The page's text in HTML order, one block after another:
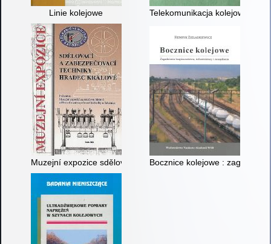
Linie kolejowe Telekomunikacja kolejowa
Muzejní expozice sdělovací a zabezpečovací techniky
Bocznice kolejowe :